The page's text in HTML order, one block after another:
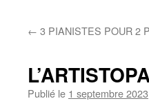
← 3 PIANISTES POUR 2
Publié le 1 septembre 2023